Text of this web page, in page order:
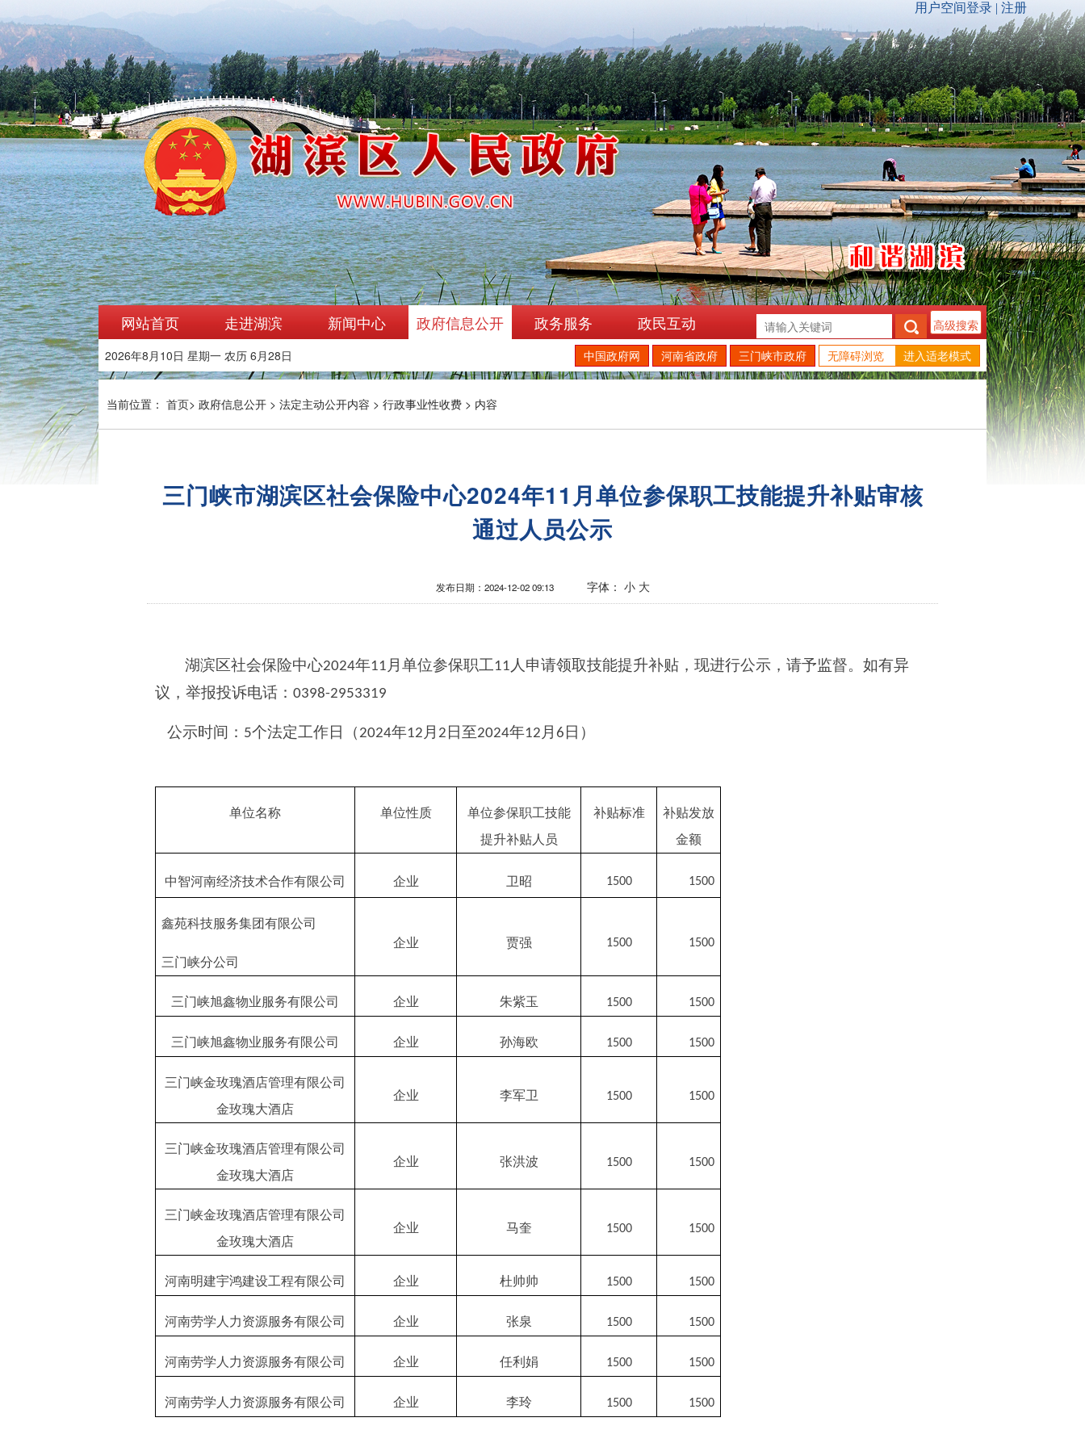
网站首页 走进湖滨 新闻中心 政府信息公开 政务服务 政民互动
高级搜索
2026年8月10日 星期一 农历 6月28日
中国政府网 河南省政府 三门峡市政府 无障碍浏览 进入适老模式
当前位置： 首页> 政府信息公开 > 法定主动公开内容 > 行政事业性收费 > 内容
三门峡市湖滨区社会保险中心2024年11月单位参保职工技能提升补贴审核
通过人员公示
发布日期： 2024-12-02 09:13 字体： 小 大
湖滨区社会保险中心2024年11 月单位参保职工 11 人申请领取技能提升补贴，现进行公示，请予监督。如有异
议，举报投诉电话： 0398-2953319
公示时间： 5个法定工作日（2024年12 月 2 日至2024年12 月 6 日）
单位名称 单位性质
单位参保职工技能
提升补贴人员
补贴标准
补贴发放
金额
中智河南经济技术合作有限公司 企业 卫昭 1500 1500
鑫苑科技服务集团有限公司
三门峡分公司
企业 贾强 1500 1500
三门峡旭鑫物业服务有限公司 企业 朱紫玉 1500 1500
三门峡旭鑫物业服务有限公司 企业 孙海欧 1500 1500
三门峡金玫瑰酒店管理有限公司
金玫瑰大酒店
企业 李军卫 1500 1500
三门峡金玫瑰酒店管理有限公司
金玫瑰大酒店
企业 张洪波 1500 1500
三门峡金玫瑰酒店管理有限公司
金玫瑰大酒店
企业 马奎 1500 1500
河南明建宇鸿建设工程有限公司 企业 杜帅帅 1500 1500
河南劳学人力资源服务有限公司 企业 张泉 1500 1500
河南劳学人力资源服务有限公司 企业 任利娟 1500 1500
河南劳学人力资源服务有限公司 企业 李玲 1500 1500